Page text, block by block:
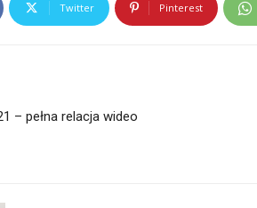
Twitter Pinterest
– pełna relacja wideo